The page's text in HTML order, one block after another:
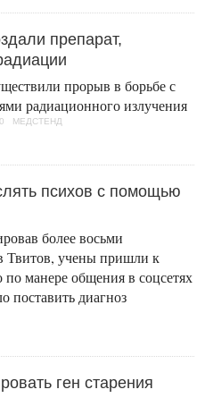
препарат,
прорыв в борьбе с
радиационного излучения
МЕДСТЕНД
психов с помощью
более восьми
Твитов, учены пришли к
по манере общения в соцсетях
поставить диагноз
ген старения